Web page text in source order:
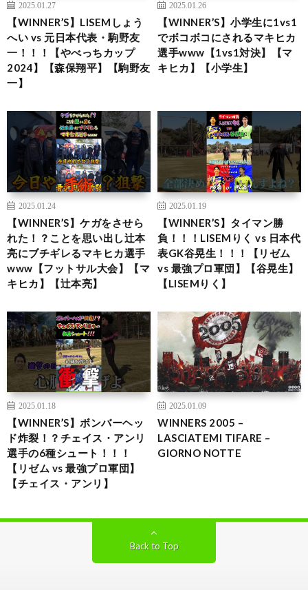
2025.01.27
【WINNER’S】LISEMしょう
へい vs 元日本代表・駒野友
一！！！【やべっちカップ
2024】【森保翔平】【駒野友
一】
2025.01.26
【WINNER’S】小学生に1vs1
でボコボコにされるマキヒカ
選手www【1vs1対決】【マ
キヒカ】【小学生】
2025.01.24
【WINNER’S】ケガをさせら
れた！？ことを思い出し辻本
亮にブチギレるマキヒカ選手
www【フットサル大会】【マ
キヒカ】【辻本亮】
2025.01.19
【WINNER’S】タイマン勝
負！！！LISEMりく vs 日本代
表GK谷晃生！！！【リゼム
vs 最強プロ軍団】【谷晃生】
【LISEMりく】
2025.01.18
【WINNER’S】ボンバーヘッ
ド炸裂！？チェイス・アンリ
選手の6種シュート！！！
【リゼム vs 最強プロ軍団】
【チェイス・アンリ】
2025.01.09
WINNERS 2005 –
LASCIATEMI TIFARE –
GIORNO NOTTE
Back to Top